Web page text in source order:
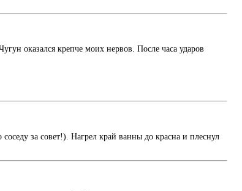
оказался крепче моих нервов. После часа ударов
за совет!). Нагрел край ванны до красна и плеснул